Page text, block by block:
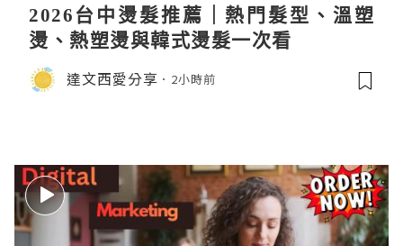
2026台中燙髮推薦｜熱門髮型、溫塑
燙、熱塑燙與韓式燙髮一次看
達文西愛分享 2小時前